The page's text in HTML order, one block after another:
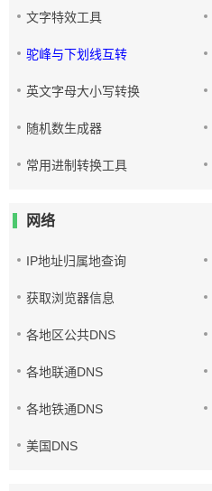
文字特效工具
驼峰与下划线互转
英文字母大小写转换
随机数生成器
常用进制转换工具
网络
IP地址归属地查询
获取浏览器信息
各地区公共DNS
各地联通DNS
各地铁通DNS
美国DNS